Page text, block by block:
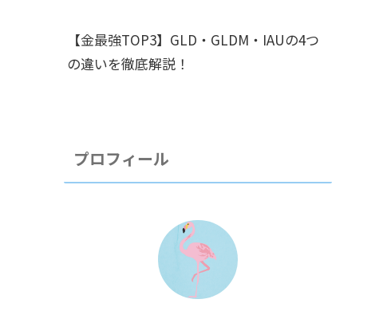
【金最強TOP3】GLD・GLDM・IAUの4つ
の違いを徹底解説！
プロフィール